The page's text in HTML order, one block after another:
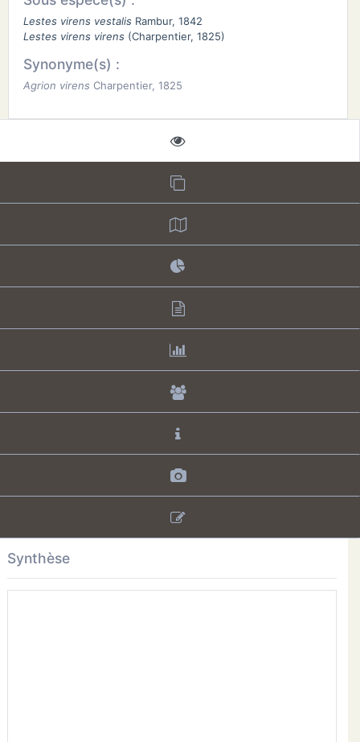
Lestes virens vestalisRambur, 1842
Lestes virens virens(Charpentier, 1825)
Synonyme(s) :
Agrion virens Charpentier, 1825
Synthèse